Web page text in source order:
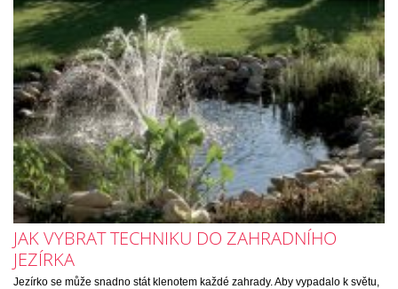
JAK VYBRAT TECHNIKU DO ZAHRADNÍHO
JEZÍRKA
Jezírko se může snadno stát klenotem každé zahrady. Aby vypadalo k světu,